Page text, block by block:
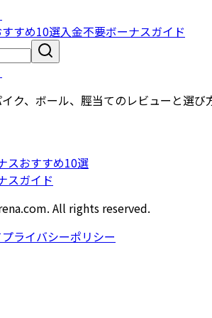
すめ10選入金不要ボーナスガイド
ク、ボール、脛当てのレビューと選び
スおすすめ10選
スガイド
All rights reserved.
プライバシーポリシー